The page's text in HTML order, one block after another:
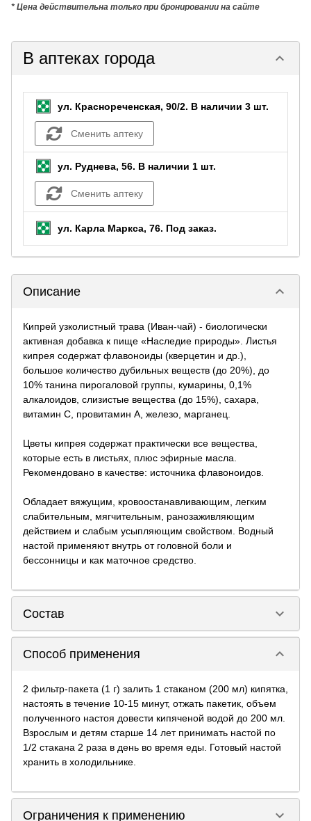
* Цена действительна только при бронировании на сайте
В аптеках города keyboard_arrow_down
ул. Краснореченская, 90/2. В наличии 3 шт.
Сменить аптеку
ул. Руднева, 56. В наличии 1 шт.
Сменить аптеку
ул. Карла Маркса, 76. Под заказ.
Описание keyboard_arrow_down
Кипрей узколистный трава (Иван-чай) - биологически
активная добавка к пище «Наследие природы». Листья
кипрея содержат флавоноиды (кверцетин и др.),
большое количество дубильных веществ (до 20%), до
10% танина пирогаловой группы, кумарины, 0,1%
алкалоидов, слизистые вещества (до 15%), сахара,
витамин C, провитамин А, железо, марганец.
Цветы кипрея содержат практически все вещества,
которые есть в листьях, плюс эфирные масла.
Рекомендовано в качестве: источника флавоноидов.
Обладает вяжущим, кровоостанавливающим, легким
слабительным, мягчительным, ранозаживляющим
действием и слабым усыпляющим свойством. Водный
настой применяют внутрь от головной боли и
бессонницы и как маточное средство.
Состав keyboard_arrow_down
Способ применения keyboard_arrow_down
2 фильтр-пакета (1 г) залить 1 стаканом (200 мл) кипятка,
настоять в течение 10-15 минут, отжать пакетик, объем
полученного настоя довести кипяченой водой до 200 мл.
Взрослым и детям старше 14 лет принимать настой по
1/2 стакана 2 раза в день во время еды. Готовый настой
хранить в холодильнике.
Ограничения к применению keyboard_arrow_down